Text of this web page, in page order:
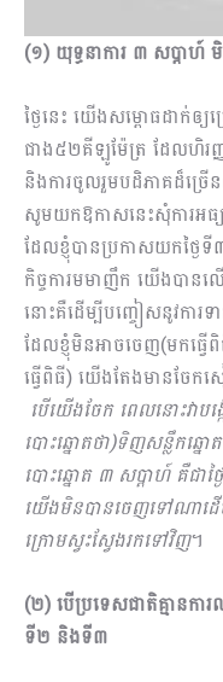
(១) យុទ្ធនាការ ៣ សប្តាហ៍
ថ្ងៃនេះ យើងសម្ពោធដាក់ឲ្យប្
ជាង៥២គីឡូម៉ែត្រ ដែលហិរញ្
និងការចូលរួមបដិភាគដ៏ច្រើ
សូមយកឱកាសនេះសុំការអ
ដែលខ្ញុំបានប្រកាសយកថ្ងៃទី
កិច្ចការមមាញឹក យើងបា
នោះគឺដើម្បីបញ្ចៀសនូវការទ
ដែលខ្ញុំមិនអាចចេញ(មកធ្វើ
ធ្វើពិធី) យើងតែងមានចែ
បើយើងចែក ពេលនោះវាប
បោះឆ្នោតថា)ទិញសន្លឹកឆ្នោ
បោះឆ្នោត ៣ សប្ដាហ៍ គឺជាថ្
យើងមិនបានចេញទៅ​ណាដើម្
ក្រោមស្វះស្វែងរកទៅវិញ។
(២) បើប្រទេសជាតិគ្មានកា
ទី២ និងទី៣